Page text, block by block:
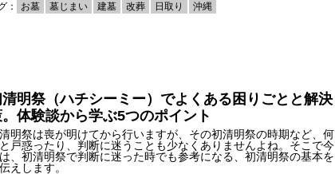
： お墓 墓じまい 建墓 改葬 日取り 沖縄
明祭（ハチシーミー）でよくある困りごとと解決
体験談から学ぶ5つのポイント
明祭は喪が明けてから行いますが、その初清明祭の時期など、何
戸惑ったり、判断に迷うことも少なくありませんよね。そこで今
、初清明祭で判断に迷った時でも参考になる、初清明祭の基本を
えします。